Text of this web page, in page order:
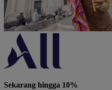
Sekarang hingga 10%